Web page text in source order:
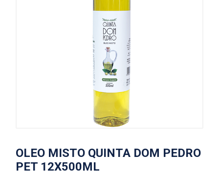
OLEO MISTO QUINTA DOM PEDRO
PET 12X500ML